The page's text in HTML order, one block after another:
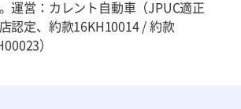
運営：カレント自動車（JPUC適正
認定、約款16KH10014 / 約款
）